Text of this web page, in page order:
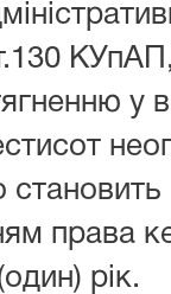
у
права
рік.